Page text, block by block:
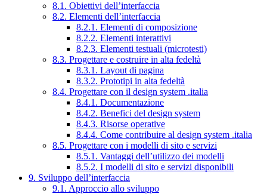
8.1. Obiettivi dell’interfaccia
8.2. Elementi dell’interfaccia
8.2.1. Elementi di composizione
8.2.2. Elementi interattivi
8.2.3. Elementi testuali (microtesti)
8.3. Progettare e costruire in alta fedeltà
8.3.1. Layout di pagina
8.3.2. Prototipi in alta fedeltà
8.4. Progettare con il design system .italia
8.4.1. Documentazione
8.4.2. Benefici del design system
8.4.3. Risorse operative
8.4.4. Come contribuire al design system .italia
8.5. Progettare con i modelli di sito e servizi
8.5.1. Vantaggi dell’utilizzo dei modelli
8.5.2. I modelli di sito e servizi disponibili
9. Sviluppo dell’interfaccia
9.1. Approccio allo sviluppo